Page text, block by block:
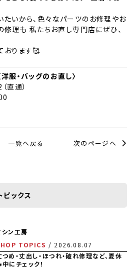
たいから、色々なパーツのお修理やお
修理も 私たちお直し専門店にぜひ、
おります🥰
・バッグのお直し〉
通）
次のページへ
一覧へ戻る
ピックス
シン工房
TOPICS
2026.08.07
つめ・丈出し・ほつれ・破れ修理など、夏休
中にチェック！